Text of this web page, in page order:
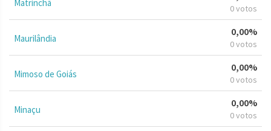
Matrinchã 0 votos
Maurilândia
0,00%
0 votos
Mimoso de Goiás
0,00%
0 votos
Minaçu
0,00%
0 votos